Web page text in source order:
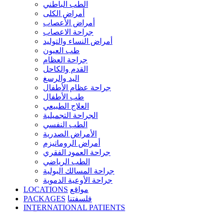
الطب الباطني
أمراض الكلى
أمراض الأعصاب
جراحة الاعصاب
أمراض النساء والتوليد
طب العيون
جراحة العظام
القدم والكاحل
اليد والرسغ
جراحة عظام الأطفال
طب الأطفال
العلاج الطبيعي
الجراحة التجميلية
الطب النفسي
الأمراض الصدرية
أمراض الروماتيزم
جراحة العمود الفقري
الطب الرياضي
جراحة المسالك البولية
جراحة الأوعية الدموية
LOCATIONS مواقع
PACKAGES فلسفتنا
INTERNATIONAL PATIENTS